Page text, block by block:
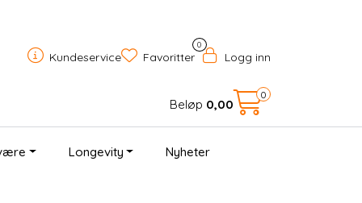
Kundeservice
0
Favoritter Logg inn
Beløp 0,00
0
Longevity Nyheter